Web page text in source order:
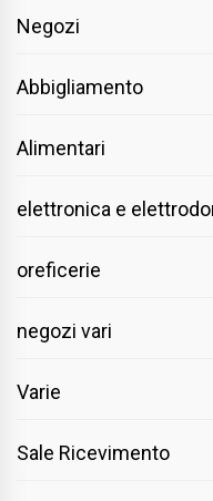
Negozi
Abbigliamento
Alimentari
elettronica e
oreficerie
negozi vari
Varie
Sale Ricevimento